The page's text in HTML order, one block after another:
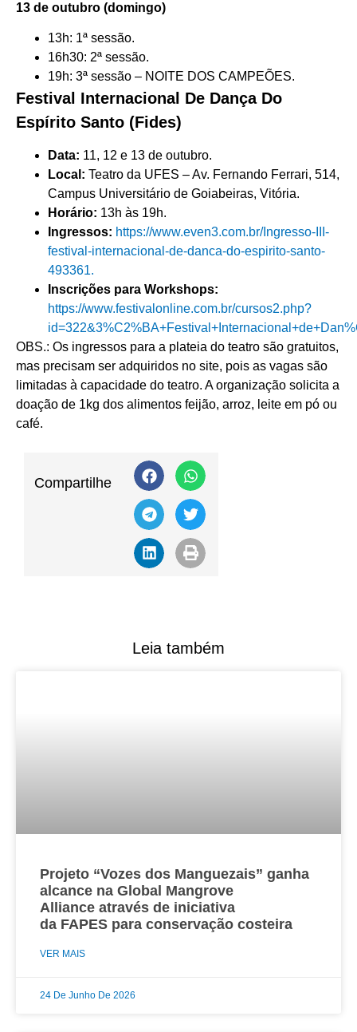
13 de outubro (domingo)
13h: 1ª sessão.
16h30: 2ª sessão.
19h: 3ª sessão – NOITE DOS CAMPEÕES.
Festival Internacional De Dança Do
Espírito Santo (Fides)
Data: 11, 12 e 13 de outubro.
Local: Teatro da UFES – Av. Fernando Ferrari, 514,
Campus Universitário de Goiabeiras, Vitória.
Horário: 13h às 19h.
Ingressos: https://www.even3.com.br/Ingresso-III-
festival-internacional-de-danca-do-espirito-santo-
493361.
Inscrições para Workshops:
https://www.festivalonline.com.br/cursos2.php?
OBS.: Os ingressos para a plateia do teatro são gratuitos,
mas precisam ser adquiridos no site, pois as vagas são
limitadas à capacidade do teatro. A organização solicita a
doação de 1kg dos alimentos feijão, arroz, leite em pó ou
café.
Compartilhe
Leia também
Projeto “Vozes dos Manguezais” ganha
alcance na Global Mangrove
Alliance através de iniciativa
da FAPES para conservação costeira
VER MAIS
24 De Junho De 2026